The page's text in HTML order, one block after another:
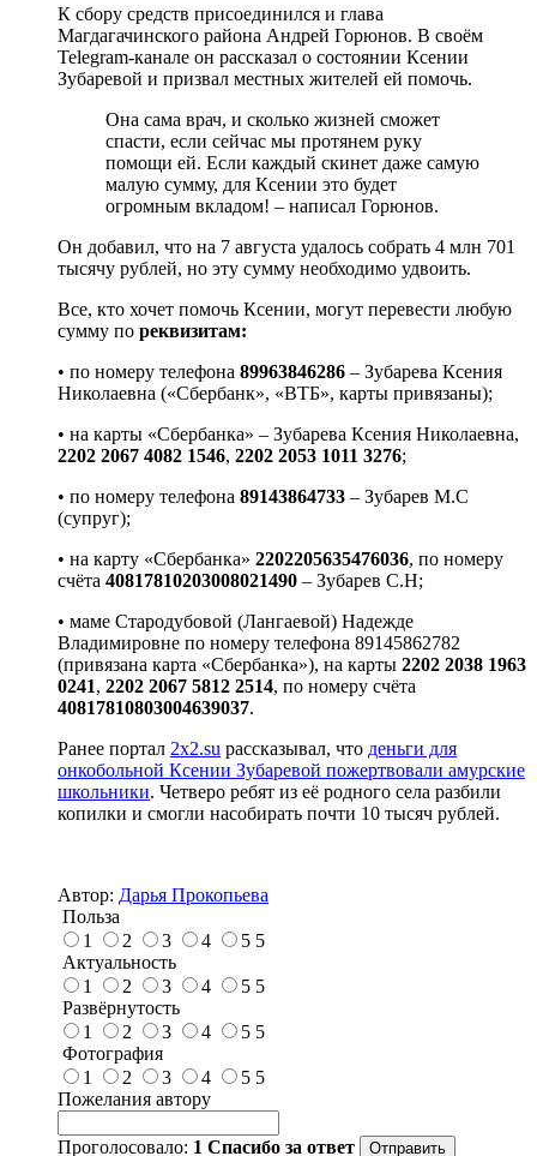
К сбору средств присоединился и глава
Магдагачинского района Андрей Горюнов. В своём
Telegram-канале он рассказал о состоянии Ксении
Зубаревой и призвал местных жителей ей помочь.
Она сама врач, и сколько жизней сможет
спасти, если сейчас мы протянем руку
помощи ей. Если каждый скинет даже самую
малую сумму, для Ксении это будет
огромным вкладом! – написал Горюнов.
Он добавил, что на 7 августа удалось собрать 4 млн 701
тысячу рублей, но эту сумму необходимо удвоить.
Все, кто хочет помочь Ксении, могут перевести любую
сумму по реквизитам:
• по номеру телефона 89963846286 – Зубарева Ксения
Николаевна («Сбербанк», «ВТБ», карты привязаны);
• на карты «Сбербанка» – Зубарева Ксения Николаевна,
2202 2067 4082 1546, 2202 2053 1011 3276;
• по номеру телефона 89143864733 – Зубарев М.С
(супруг);
• на карту «Сбербанка» 2202205635476036, по номеру
счёта 40817810203008021490 – Зубарев С.Н;
• маме Стародубовой (Лангаевой) Надежде
Владимировне по номеру телефона 89145862782
(привязана карта «Сбербанка»), на карты 2202 2038 1963
0241, 2202 2067 5812 2514, по номеру счёта
40817810803004639037.
Ранее портал 2x2.su рассказывал, что деньги для
онкобольной Ксении Зубаревой пожертвовали амурские
школьники. Четверо ребят из её родного села разбили
копилки и смогли насобирать почти 10 тысяч рублей.
Автор: Дарья Прокопьева
Польза
1
2 3 4 5 5
Актуальность
1
2 3 4 5 5
Развёрнутость
1
2 3 4 5 5
Фотография
1
2 3 4 5 5
Пожелания автору
Проголосовало: 1 Спасибо за ответ